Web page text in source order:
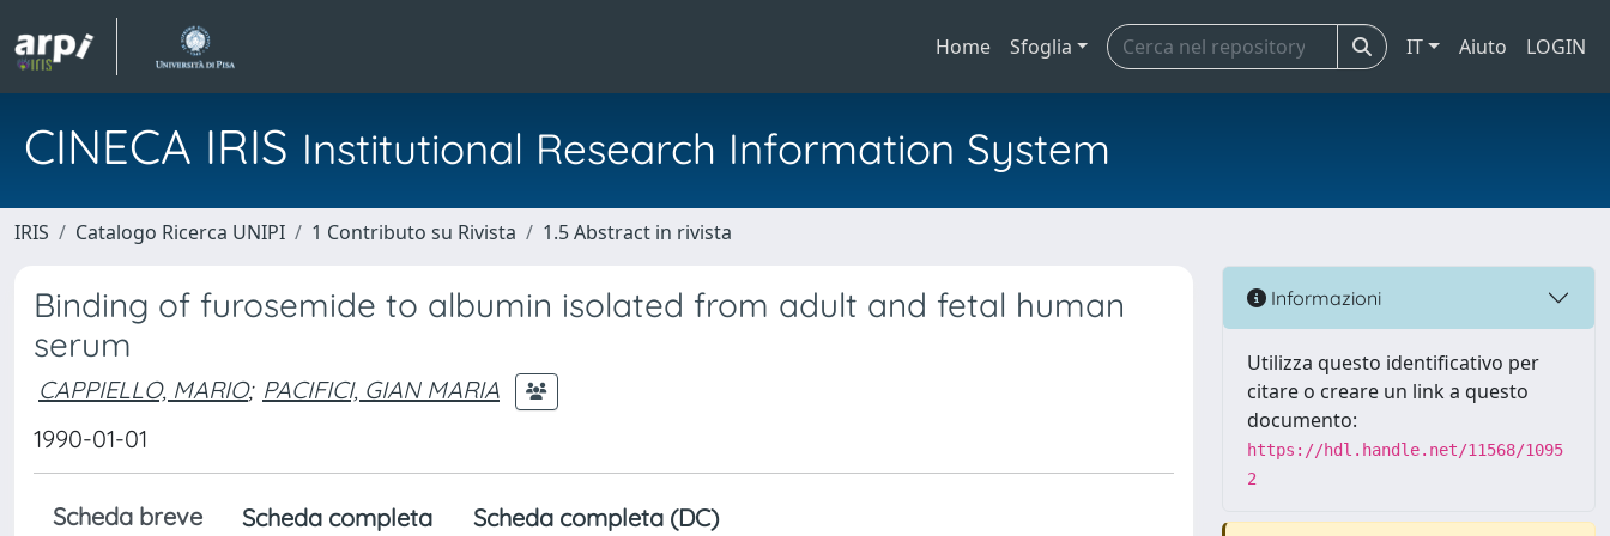
Home Sfoglia IT Aiuto LOGIN
CINECA IRIS Institutional Research Information System
IRIS Catalogo Ricerca UNIPI 1 Contributo su Rivista 1.5 Abstract in rivista
Binding of furosemide to albumin isolated from adult and fetal human
serum
CAPPIELLO, MARIO; PACIFICI, GIAN MARIA
1990-01-01
Scheda breve Scheda completa Scheda completa (DC)
Informazioni
Utilizza questo identificativo per
citare o creare un link a questo
documento:
https://hdl.handle.net/11568/1095
2